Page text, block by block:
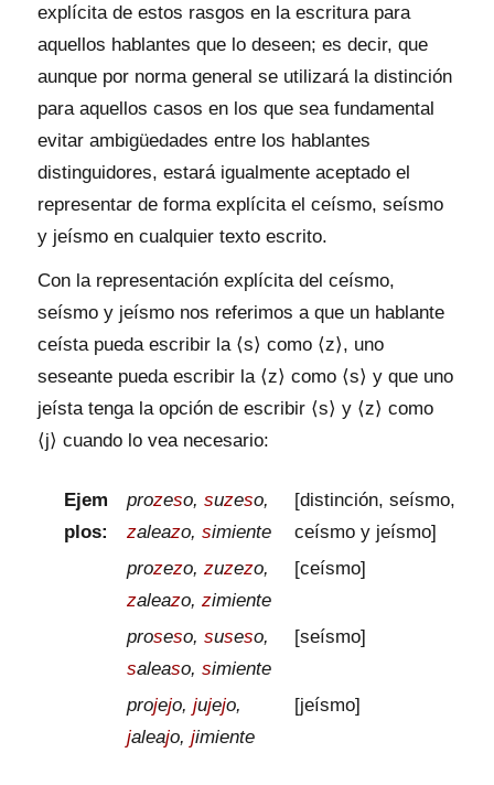
explícita de estos rasgos en la escritura para
aquellos hablantes que lo deseen; es decir, que
aunque por norma general se utilizará la distinción
para aquellos casos en los que sea fundamental
evitar ambigüedades entre los hablantes
distinguidores, estará igualmente aceptado el
representar de forma explícita el ceísmo, seísmo
y jeísmo en cualquier texto escrito.
Con la representación explícita del ceísmo,
seísmo y jeísmo nos referimos a que un hablante
ceísta pueda escribir la ⟨s⟩ como ⟨z⟩, uno
seseante pueda escribir la ⟨z⟩ como ⟨s⟩ y que uno
jeísta tenga la opción de escribir ⟨s⟩ y ⟨z⟩ como
⟨j⟩ cuando lo vea necesario:
Ejem
plos:
prozeso,suzeso,
zaleazo,simiente
[distinción, seísmo,
ceísmo y jeísmo]
prozezo,zuzezo,
zaleazo,zimiente
[ceísmo]
proseso,suseso,
saleaso,simiente
[seísmo]
projejo,jujejo,
jaleajo,jimiente
[jeísmo]